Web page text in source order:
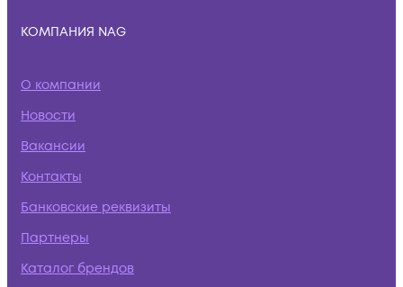
КОМПАНИЯ NAG
О компании
Новости
Вакансии
Контакты
Банковские реквизиты
Партнеры
Каталог брендов